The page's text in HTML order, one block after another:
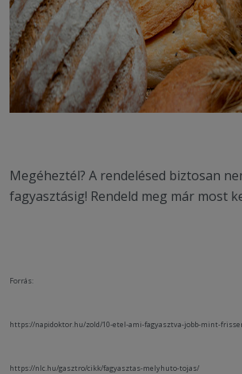
Megéheztél? A rendelésed biztosan
fagyasztásig! Rendeld meg már most
Forrás:
https://napidoktor.hu/zold/10-etel-ami-fagyasztva-jobb-mint-
https://nlc.hu/gasztro/cikk/fagyasztas-melyhuto-tojas/